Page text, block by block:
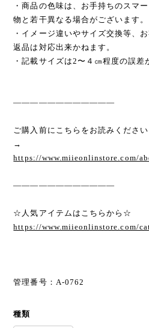
・商品の色味は、お手持ちのスマ
物と若干異なる場合がございます。
・イメージ違いやサイズ交換等、
返品は対応出来かねます。
・記載サイズは2〜４㎝程度の誤差
————————————
ご購入前にこちらをお読みください
→
https://www.miieonlinstore.com/
————————————
☆人気アイテムはこちらから☆
https://www.miieonlinstore.com/
管理番号：A-0762
種類